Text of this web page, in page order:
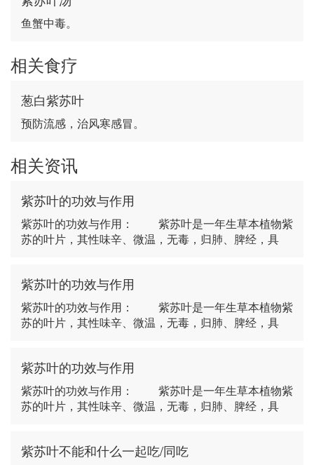
鱼蟹中毒。
相关食疗
葱白紫苏叶
预防流感，治风寒感冒。
相关资讯
紫苏叶的功效与作用
紫苏叶的功效与作用： 紫苏叶是一年生草本植物紫
苏的叶片，其性味辛、微温，无毒，归肺、脾经，具
紫苏叶的功效与作用
紫苏叶的功效与作用： 紫苏叶是一年生草本植物紫
苏的叶片，其性味辛、微温，无毒，归肺、脾经，具
紫苏叶的功效与作用
紫苏叶的功效与作用： 紫苏叶是一年生草本植物紫
苏的叶片，其性味辛、微温，无毒，归肺、脾经，具
紫苏叶不能和什么一起吃/同吃